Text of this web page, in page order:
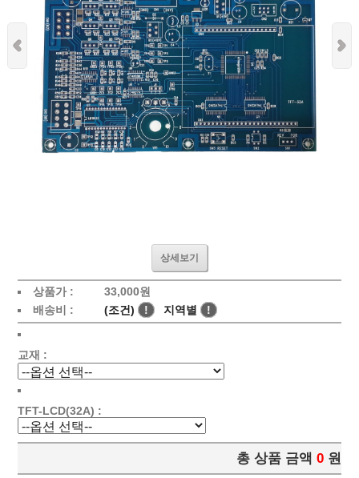
상세보기
상품가 :
33,000원
배송비 :
(조건) ! 지역별 !
교재 :
TFT-LCD(32A) :
총 상품 금액 0 원